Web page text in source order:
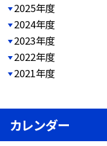
2025年度
2024年度
2023年度
2022年度
2021年度
カレンダー